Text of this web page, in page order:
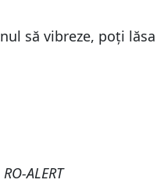
să vibreze, poți
RO-ALERT